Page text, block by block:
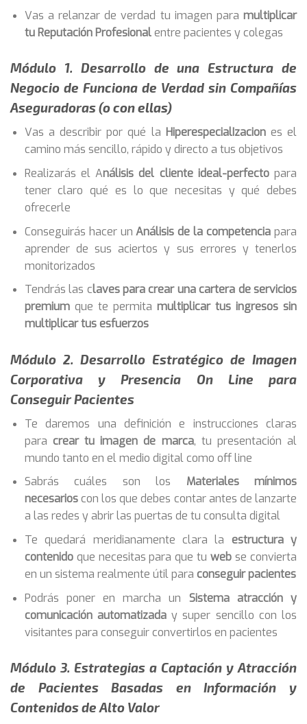
Vas a relanzar de verdad tu imagen para multiplicar
tu Reputación Profesionalentre pacientes y colegas
Módulo 1. Desarrollo de una Estructura de
Negocio de Funciona de Verdad sin Compañías
Aseguradoras (o con ellas)
Vas a describir por qué la HiperespecialIzaciones el
camino más sencillo, rápido y directo a tus objetivos
Realizarás el Análisis del cliente ideal-perfectopara
tener claro qué es lo que necesitas y qué debes
ofrecerle
Conseguirás hacer unAnálisis de la competencia para
aprender de sus aciertos y sus errores y tenerlos
monitorizados
Tendrás las claves para crear una cartera de servicios
premium que te permita multiplicar tus ingresos sin
multiplicar tus esfuerzos
Módulo 2. Desarrollo Estratégico de Imagen
Corporativa y Presencia On Line para
Conseguir Pacientes
Te daremos una definición e instrucciones claras
para crear tu imagen de marca, tu presentación al
mundo tanto en el medio digital como off line
Sabrás cuáles son los Materiales mínimos
necesarioscon los que debes contar antes de lanzarte
a las redes y abrir las puertas de tu consulta digital
Te quedará meridianamente clara la estructura y
contenidoque necesitas para que tuweb se convierta
en un sistema realmente útil para conseguir pacientes
Podrás poner en marcha un Sistema atracción y
comunicación automatizada y super sencillo con los
visitantes para conseguir convertirlos en pacientes
Módulo 3. Estrategias a Captación y Atracción
de Pacientes Basadas en Información y
Contenidos de Alto Valor